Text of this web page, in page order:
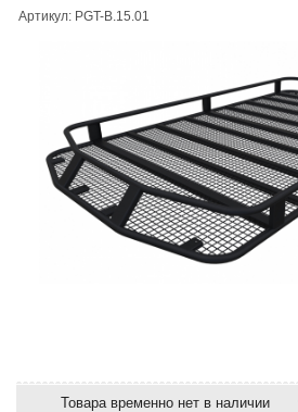
Артикул: PGT-B.15.01
Товара временно нет в наличии